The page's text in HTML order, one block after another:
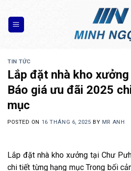
content
TIN TỨC
Lắp đặt nhà kho
Báo giá ưu đãi 2025
mục
POSTED ON 16 THÁNG 6, 2025 BY MR ANH
Lắp đặt nhà kho xưởng tại Chư
chi tiết từng hạng mục Trong bối